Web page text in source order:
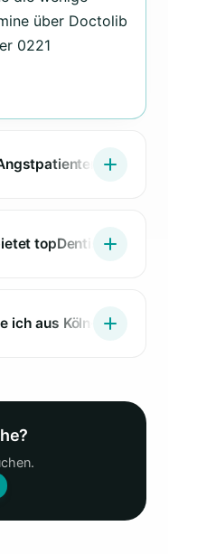
über Doctolib
0221
aus Köln-
topDentis Cologne für
ich aus Köln-Deutz einen